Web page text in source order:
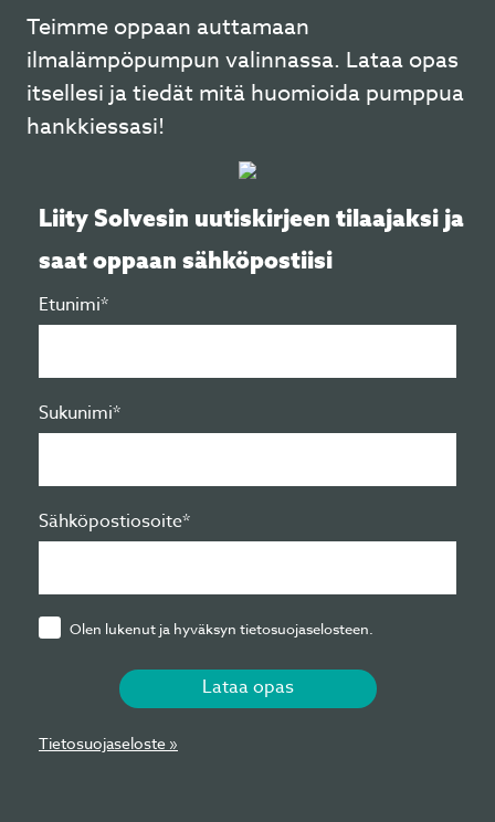
Teimme oppaan auttamaan
ilmalämpöpumpun valinnassa. Lataa opas
itsellesi ja tiedät mitä huomioida pumppua
hankkiessasi!
Liity Solvesin uutiskirjeen tilaajaksi ja
saat oppaan sähköpostiisi
Etunimi*
Sukunimi*
Sähköpostiosoite*
Olen lukenut ja hyväksyn tietosuojaselosteen.
Lataa opas
Tietosuojaseloste »